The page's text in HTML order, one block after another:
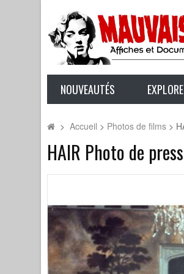
NOUVEAUTÉS
> Accueil > Photos de films >
HAIR Photo de